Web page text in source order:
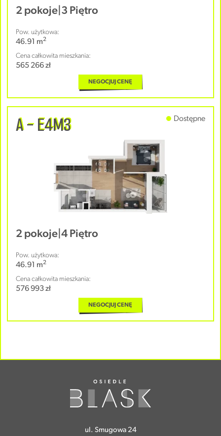
2 pokoje 3 Piętro
Pow. użytkowa:
46.91 m2
Cena całkowita mieszkania:
565 266 zł
NEGOCJUJ CENĘ
A - E4M3 Dostępne
2 pokoje 4 Piętro
Pow. użytkowa:
46.91 m2
Cena całkowita mieszkania:
576 993 zł
NEGOCJUJ CENĘ
ul. Smugowa 24